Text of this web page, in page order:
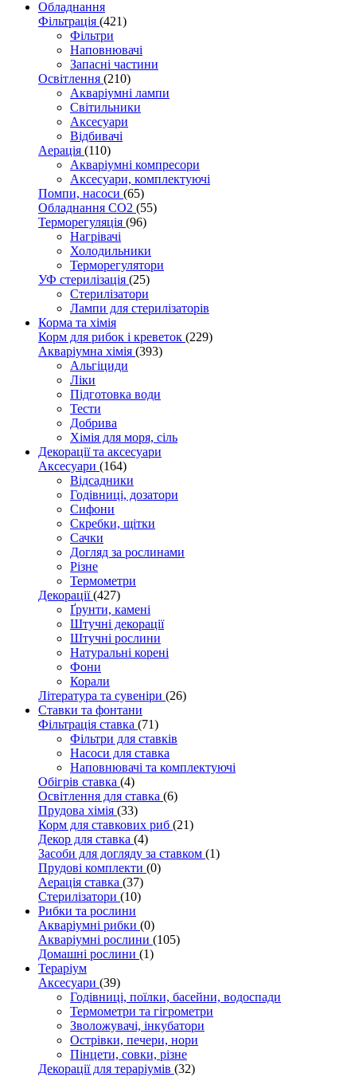
Обладнання
Фільтрація (421)
Фільтри
Наповнювачі
Запасні частини
Освітлення (210)
Акваріумні лампи
Світильники
Аксесуари
Відбивачі
Аерація (110)
Акваріумні компресори
Аксесуари, комплектуючі
Помпи, насоси (65)
Обладнання CO2 (55)
Терморегуляція (96)
Нагрівачі
Холодильники
Терморегулятори
УФ стерилізація (25)
Стерилізатори
Лампи для стерилізаторів
Корма та хімія
Корм для рибок і креветок (229)
Акваріумна хімія (393)
Альгіциди
Ліки
Підготовка води
Тести
Добрива
Хімія для моря, сіль
Декорації та аксесуари
Аксесуари (164)
Відсадники
Годівниці, дозатори
Сифони
Скребки, щітки
Сачки
Догляд за рослинами
Різне
Термометри
Декорації(427)
Ґрунти, камені
Штучні декорації
Штучні рослини
Натуральні корені
Фони
Корали
Література та сувеніри (26)
Ставки та фонтани
Фільтрація ставка (71)
Фільтри для ставків
Насоси для ставка
Наповнювачі та комплектуючі
Обігрів ставка (4)
Освітлення для ставка (6)
Прудова хімія (33)
Корм для ставкових риб (21)
Декор для ставка (4)
Засоби для догляду за ставком (1)
Прудові комплекти (0)
Аерація ставка (37)
Стерилізатори (10)
Рибки та рослини
Акваріумні рибки (0)
Акваріумні рослини (105)
Домашні рослини (1)
Тераріум
Аксесуари (39)
Годівниці, поїлки, басейни, водоспади
Термометри та гігрометри
Зволожувачі, інкубатори
Острівки, печери, нори
Пінцети, совки, різне
Декорації для тераріумів (32)